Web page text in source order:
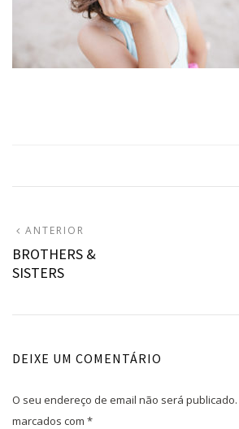
Navegação
de
ANTERIOR
ANTERIOR:
BROTHERS &
SISTERS
DEIXE UM COMENTÁRIO
O seu endereço de email não será publicado.
marcados com *